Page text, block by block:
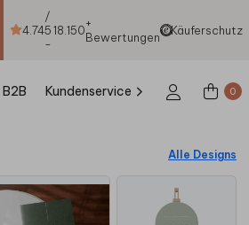
4.74
/
5
-
18.150+
Bewertungen
Käuferschutz
B2B Kundenservice 0
Alle Designs